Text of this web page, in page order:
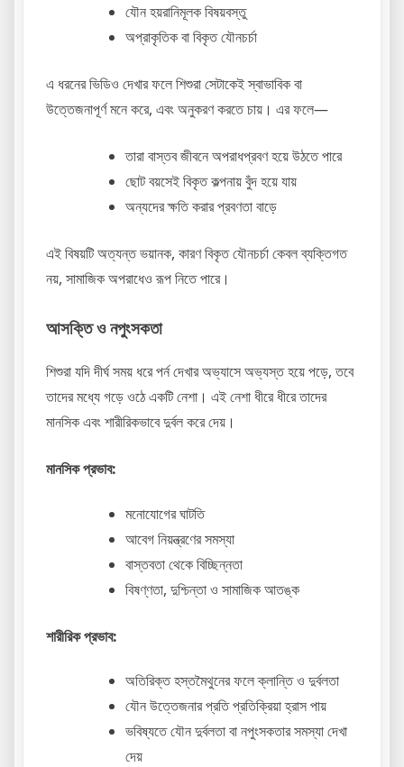
যৌন হয়রানিমূলক বিষয়বস্তু
অপ্রাকৃতিক বা বিকৃত যৌনচর্চা
এ ধরনের ভিডিও দেখার ফলে শিশুরা সেটাকেই স্বাভাবিক বা
উত্তেজনাপূর্ণ মনে করে, এবং অনুকরণ করতে চায়। এর ফলে—
তারা বাস্তব জীবনে অপরাধপ্রবণ হয়ে উঠতে পারে
ছোট বয়সেই বিকৃত কল্পনায় বুঁদ হয়ে যায়
অন্যদের ক্ষতি করার প্রবণতা বাড়ে
এই বিষয়টি অত্যন্ত ভয়ানক, কারণ বিকৃত যৌনচর্চা কেবল ব্যক্তিগত
নয়, সামাজিক অপরাধেও রূপ নিতে পারে।
আসক্তি ও নপুংসকতা
শিশুরা যদি দীর্ঘ সময় ধরে পর্ন দেখার অভ্যাসে অভ্যস্ত হয়ে পড়ে, তবে
তাদের মধ্যে গড়ে ওঠে একটি নেশা। এই নেশা ধীরে ধীরে তাদের
মানসিক এবং শারীরিকভাবে দুর্বল করে দেয়।
মানসিক প্রভাব:
মনোযোগের ঘাটতি
আবেগ নিয়ন্ত্রণের সমস্যা
বাস্তবতা থেকে বিচ্ছিন্নতা
বিষণ্ণতা, দুশ্চিন্তা ও সামাজিক আতঙ্ক
শারীরিক প্রভাব:
অতিরিক্ত হস্তমৈথুনের ফলে ক্লান্তি ও দুর্বলতা
যৌন উত্তেজনার প্রতি প্রতিক্রিয়া হ্রাস পায়
ভবিষ্যতে যৌন দুর্বলতা বা নপুংসকতার সমস্যা দেখা
দেয়